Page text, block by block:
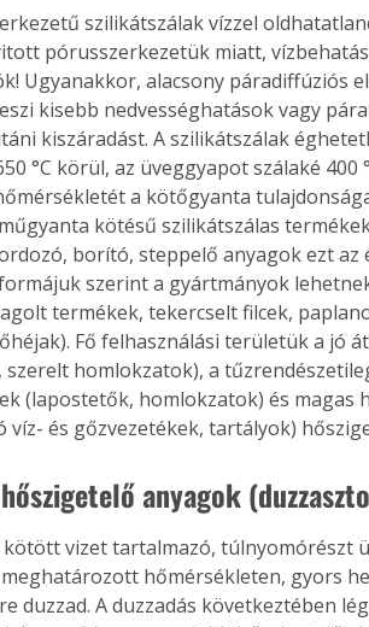
vagy
is
Bárhol,
élve
az
A
szilikátszálak vízzel
pórusszerkezetük miatt,
Ugyanakkor, alacsony páradiffúziós
kisebb nedvességhatások vagy
kiszáradást. A szilikátszálak
°C körül, az üveggyapot szálaké
a kötőgyanta
kötésű szilikátszálas
borító, steppelő anyagok ezt az
szerint a gyártmányok
termékek, tekercselt filcek,
Fő felhasználási területük a jó
szerelt homlokzatok), a
(lapostetők, homlokzatok) és magas
víz- és gőzvezetékek, tartályok)
hőszigetelő anyagok
vizet tartalmazó, túlnyomórészt
hőmérsékleten, gyors
duzzad. A duzzadás következtében